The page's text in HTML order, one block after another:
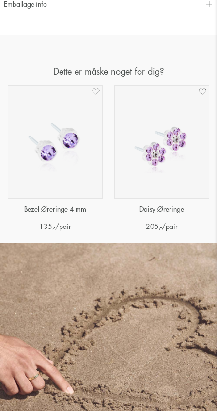
Emballage-info
Dette er måske noget for dig?
Bezel Øreringe 4 mm
135 ,-/pair
Daisy Øreringe
205 ,-/pair